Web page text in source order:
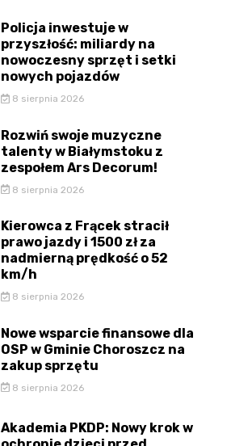
Policja inwestuje w
przyszłość: miliardy na
nowoczesny sprzęt i setki
nowych pojazdów
8 sierpnia 2026
Rozwiń swoje muzyczne
talenty w Białymstoku z
zespołem Ars Decorum!
8 sierpnia 2026
Kierowca z Frącek stracił
prawo jazdy i 1500 zł za
nadmierną prędkość o 52
km/h
8 sierpnia 2026
Nowe wsparcie finansowe dla
OSP w Gminie Choroszcz na
zakup sprzętu
8 sierpnia 2026
Akademia PKDP: Nowy krok w